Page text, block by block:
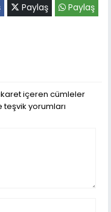
Paylaş Paylaş
içeren cümleler
teşvik yorumları